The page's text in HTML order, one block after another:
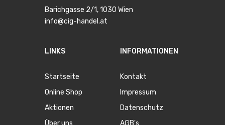
Barichgasse 2/1, 1030 Wien
info@cig-handel.at
LINKS
Startseite
Online Shop
Aktionen
Über uns
INFORMATIONEN
Kontakt
Impressum
Datenschutz
AGB's